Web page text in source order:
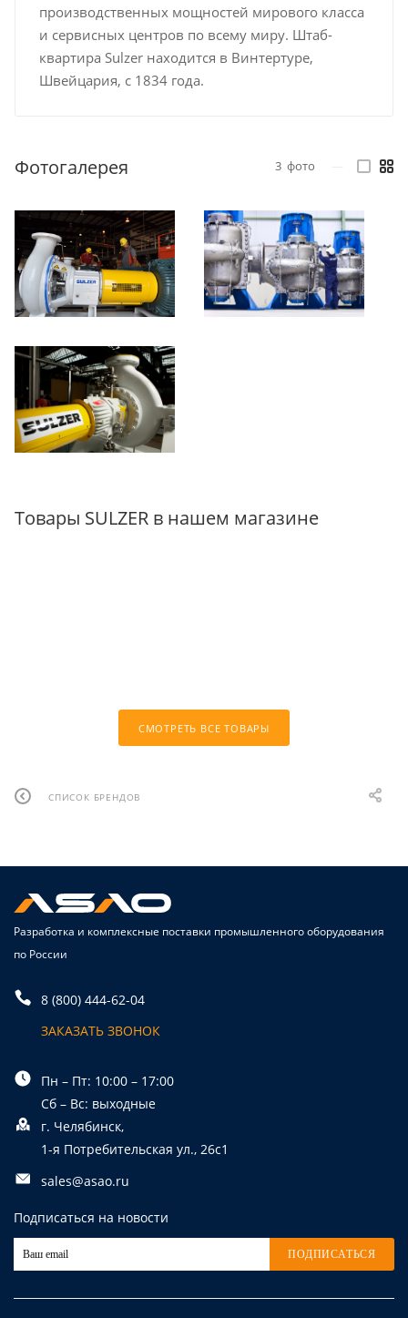
производственных мощностей мирового класса
и сервисных центров по всему миру. Штаб-
квартира Sulzer находится в Винтертуре,
Швейцария, с 1834 года.
Фотогалерея 3 фото
Товары SULZER в нашем магазине
СМОТРЕТЬ ВСЕ ТОВАРЫ
СПИСОК БРЕНДОВ
Разработка и комплексные поставки промышленного оборудования
по России
8 (800) 444-62-04
ЗАКАЗАТЬ ЗВОНОК
Пн – Пт: 10:00 – 17:00
Сб – Вс: выходные
г. Челябинск,
1-я Потребительская ул., 26с1
sales@asao.ru
Подписаться на новости
ПОДПИСАТЬСЯ